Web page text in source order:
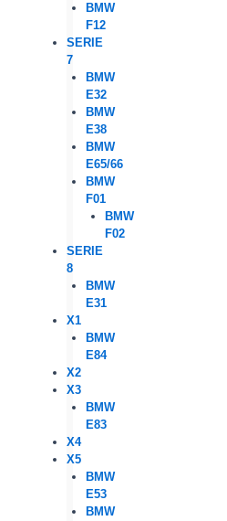
BMW
F12
SERIE
7
BMW
E32
BMW
E38
BMW
E65/66
BMW
F01
BMW
F02
SERIE
8
BMW
E31
X1
BMW
E84
X2
X3
BMW
E83
X4
X5
BMW
E53
BMW